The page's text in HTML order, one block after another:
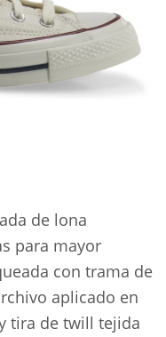
de lona
para mayor
con trama de
aplicado en
tira de twill tejida